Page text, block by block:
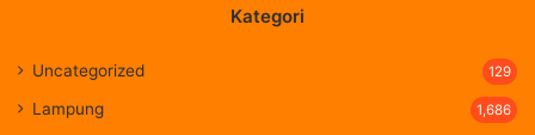
Kategori
Uncategorized 129
Lampung 1,686